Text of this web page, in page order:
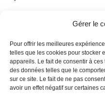
Gérer le
Pour offrir les meilleures
telles que les cookies pour stocker
appareils. Le fait de consentir à
des données telles que le
sur ce site. Le fait de ne pas
avoir un effet négatif sur certaines